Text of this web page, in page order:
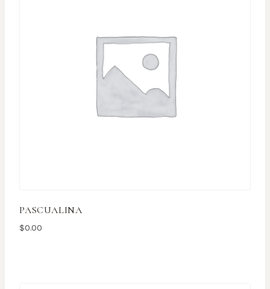
PASCUALINA
$0.00